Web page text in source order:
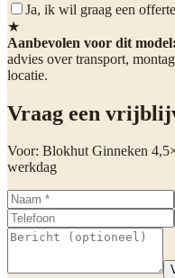
Ja, ik wil graag een
★
Aanbevolen voor dit model:
advies over transport,
locatie.
Vraag een
Voor: Blokhut Ginneken
werkdag